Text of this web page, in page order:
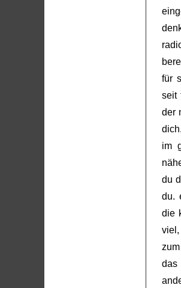
für
seit
der
im
du
du.
die
das